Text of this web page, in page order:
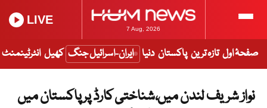
7 Aug, 2026
LIVE
صفحۂ اول تازہ ترین پاکستان دنیا ایران-اسرائیل جنگ کھیل انٹرٹینمنٹ
نواز شریف لندن میں،شناختی کارڈ پر پاکستان میں